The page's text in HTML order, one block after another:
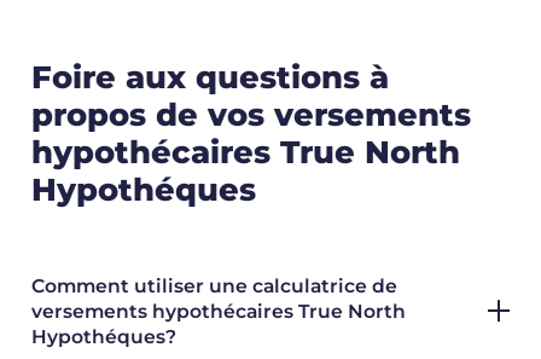
Foire aux questions à
propos de vos versements
hypothécaires True North
Hypothéques
Comment utiliser une calculatrice de
versements hypothécaires True North
Hypothéques?